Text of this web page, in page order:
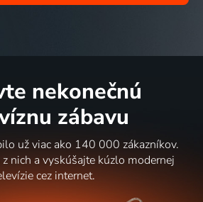
nekonečnú
zábavu
už viac ako 140 000 zákazníkov.
nich a vyskúšajte kúzlo modernej
cez internet.